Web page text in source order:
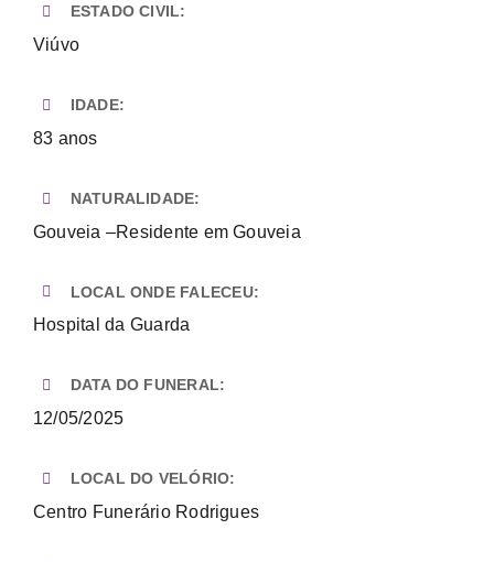
ESTADO CIVIL:
Viúvo
IDADE:
83 anos
NATURALIDADE:
Gouveia –Residente em Gouveia
LOCAL ONDE FALECEU:
Hospital da Guarda
DATA DO FUNERAL:
12/05/2025
LOCAL DO VELÓRIO:
Centro Funerário Rodrigues